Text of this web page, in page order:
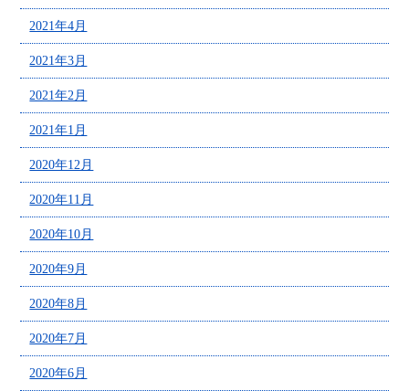
2021年4月
2021年3月
2021年2月
2021年1月
2020年12月
2020年11月
2020年10月
2020年9月
2020年8月
2020年7月
2020年6月